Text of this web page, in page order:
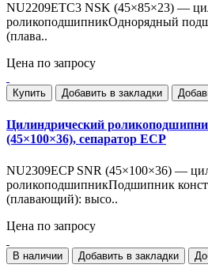
NU2209ETC3 NSK (45×85×23) —
роликоподшипникОднорядный
(плава..
Цена по запросу
Купить Добавить в закладки
Цилиндрический
(45×100×36), сепаратор ECP
NU2309ECP SNR (45×100×36) —
роликоподшипникПодшипник
(плавающий): высо..
Цена по запросу
В наличии Добавить в закладки